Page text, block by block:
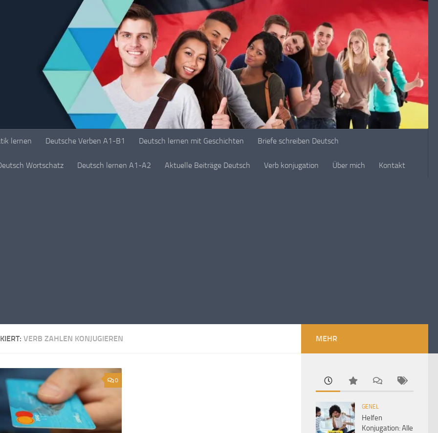
lernen Deutsche Verben A1-B1 Deutsch lernen mit Geschichten Briefe schreiben Deutsch
Wortschatz Deutsch lernen A1-A2 Aktuelle Beiträge Deutsch Verb konjugation Über mich Kontakt
VERB ZAHLEN KONJUGIEREN
0
MEHR
GENEL
Helfen
Konjugation: Alle